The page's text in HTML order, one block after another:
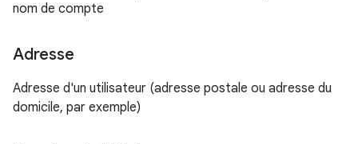
nom de compte
Adresse
Adresse d'un utilisateur (adresse postale ou adresse du
domicile, par exemple)